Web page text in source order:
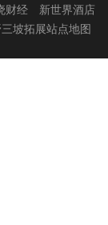
财经
新世界酒店
三坡拓展站点地图